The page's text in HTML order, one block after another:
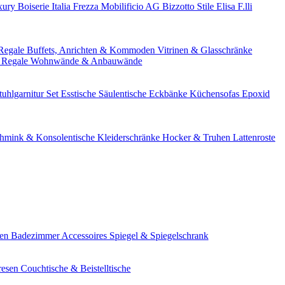
Boiserie Italia Frezza Mobilificio AG Bizzotto Stile Elisa F.lli
Buffets, Anrichten & Kommoden Vitrinen & Glasschränke
Wohnwände & Anbauwände
Set Esstische Säulentische Eckbänke Küchensofas Epoxid
& Konsolentische Kleiderschränke Hocker & Truhen Lattenroste
Badezimmer Accessoires Spiegel & Spiegelschrank
Couchtische & Beistelltische